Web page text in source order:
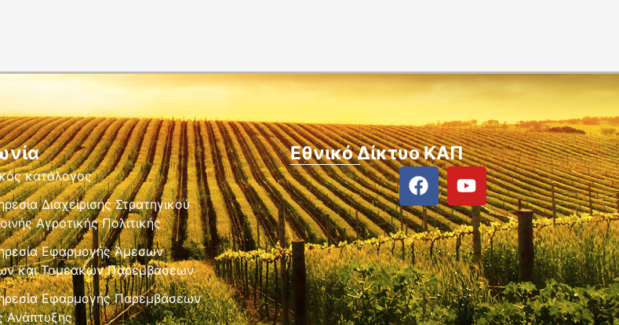
κατάλογος
Διαχείρισης Στρατηγικού
Αγροτικής Πολιτικής
Εφαρμογής Άμεσων
και Τομεακών Παρεμβάσεων
Εφαρμογής Παρεμβάσεων
Ανάπτυξης
Εθνικό Δίκτυο ΚΑΠ